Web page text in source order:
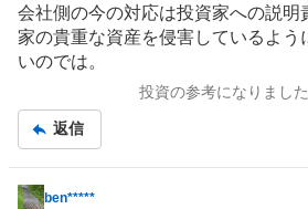
会社側の今の対応は投資家への説明
家の貴重な資産を侵害しているよう
いのでは。
投資の参考になりまし
返信
ben*****